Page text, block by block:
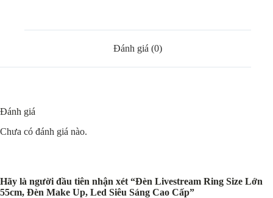
Đánh giá (0)
Đánh giá
Chưa có đánh giá nào.
Hãy là người đầu tiên nhận xét “Đèn Livestream Ring Size Lớn
55cm, Đèn Make Up, Led Siêu Sáng Cao Cấp”